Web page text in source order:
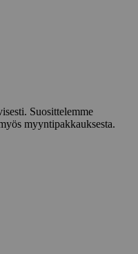
Suosittelemme
myyntipakkauksesta.